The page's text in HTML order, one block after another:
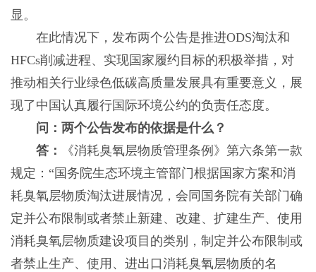
显。
在此情况下，发布两个公告是推进ODS淘汰和
HFCs削减进程、实现国家履约目标的积极举措，对
推动相关行业绿色低碳高质量发展具有重要意义，展
现了中国认真履行国际环境公约的负责任态度。
问：两个公告发布的依据是什么？
答：
《消耗臭氧层物质管理条例》第六条第一款
规定：“国务院生态环境主管部门根据国家方案和消
耗臭氧层物质淘汰进展情况，会同国务院有关部门确
定并公布限制或者禁止新建、改建、扩建生产、使用
消耗臭氧层物质建设项目的类别，制定并公布限制或
者禁止生产、使用、进出口消耗臭氧层物质的名